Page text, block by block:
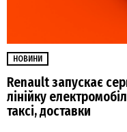
НОВИНИ
Renault запускає
лінійку
таксі, доставки